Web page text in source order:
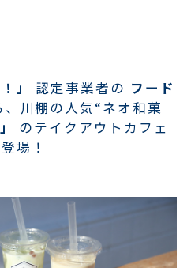
」 認定事業者の フード
、川棚の人気“ネオ和菓
のテイクアウトカフェ
場！